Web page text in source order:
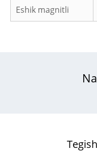
Eshik magnitli